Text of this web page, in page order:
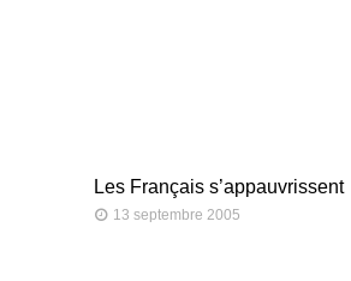
Les Français s’appauvrissent
13 septembre 2005